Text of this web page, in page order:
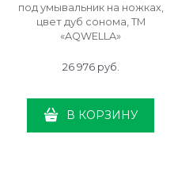
под умывальник на ножках,
цвет дуб сонома, ТМ
«AQWELLA»
26 976 руб.
В КОРЗИНУ